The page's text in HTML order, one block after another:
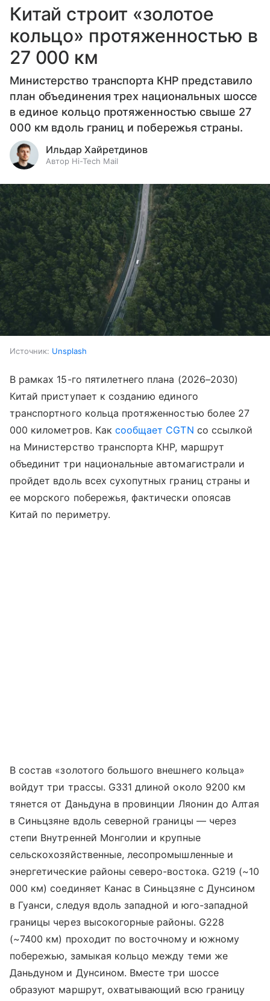
Китай строит «золотое
кольцо» протяженностью в
27 000 км
Министерство транспорта КНР представило
план объединения трех национальных шоссе
в единое кольцо протяженностью свыше 27
000 км вдоль границ и побережья страны.
Ильдар Хайретдинов
Автор Hi-Tech Mail
Источник: Unsplash
В рамках 15-го пятилетнего плана (2026–2030)
Китай приступает к созданию единого
транспортного кольца протяженностью более 27
000 километров. Как сообщает CGTN со ссылкой
на Министерство транспорта КНР, маршрут
объединит три национальные автомагистрали и
пройдет вдоль всех сухопутных границ страны и
ее морского побережья, фактически опоясав
Китай по периметру.
В состав «золотого большого внешнего кольца»
войдут три трассы. G331 длиной около 9200 км
тянется от Даньдуна в провинции Ляонин до Алтая
в Синьцзяне вдоль северной границы — через
степи Внутренней Монголии и крупные
сельскохозяйственные, лесопромышленные и
энергетические районы северо-востока. G219 (~10
000 км) соединяет Канас в Синьцзяне с Дунсином
в Гуанси, следуя вдоль западной и юго-западной
границы через высокогорные районы. G228
(~7400 км) проходит по восточному и южному
побережью, замыкая кольцо между теми же
Даньдуном и Дунсином. Вместе три шоссе
образуют маршрут, охватывающий всю границу